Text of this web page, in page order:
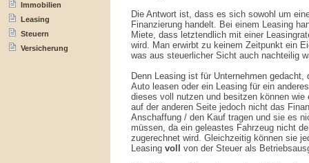
Die Antwort ist, dass es sich sowohl um
Finanzierung handelt. Bei einem Leasing
Miete, dass letztendlich mit einer
wird. Man erwirbt zu keinem Zeitpunkt ein
was aus steuerlicher Sicht auch nachteilig
Denn Leasing ist für Unternehmen
Auto leasen oder ein Leasing für ein
dieses voll nutzen und besitzen können
auf der anderen Seite jedoch nicht das
Anschaffung / den Kauf tragen und sie es
müssen, da ein geleastes Fahrzeug nicht
zugerechnet wird. Gleichzeitig können sie
Leasing voll
von der Steuer als
Immobilien
Leasing
Steuern
Versicherung